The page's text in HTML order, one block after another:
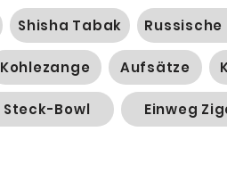
Shisha Tabak Russische
Kohlezange Aufsätze
Steck-Bowl Einweg